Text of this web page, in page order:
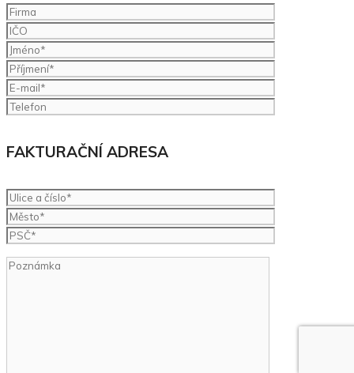
FAKTURAČNÍ ADRESA